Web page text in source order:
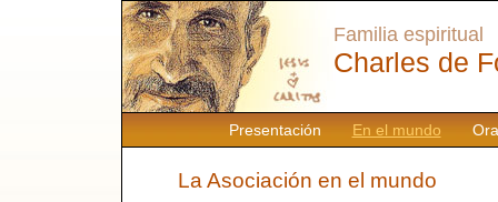
Presentación En el mundo
Familia espiritual
Charles de
La Asociación en el mundo